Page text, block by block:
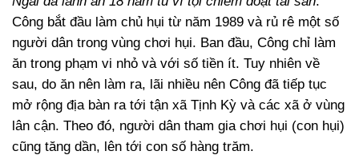
Công bắt đầu làm chủ hụi từ năm 1989 và rủ rê một số
người dân trong vùng chơi hụi. Ban đầu, Công chỉ làm
ăn trong phạm vi nhỏ và với số tiền ít. Tuy nhiên về
sau, do ăn nên làm ra, lãi nhiều nên Công đã tiếp tục
mở rộng địa bàn ra tới tận xã Tịnh Kỳ và các xã ở vùng
lân cận. Theo đó, người dân tham gia chơi hụi (con hụi)
cũng tăng dần, lên tới con số hàng trăm.